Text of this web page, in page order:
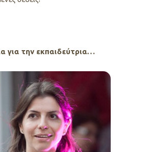
για την εκπαιδεύτρια…